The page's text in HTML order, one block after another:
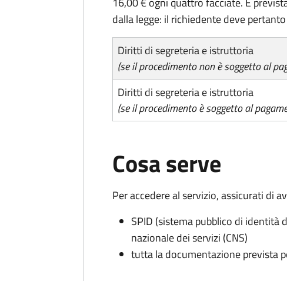
dalla legge: il richiedente deve
Diritti di segreteria e istruttoria
(se il procedimento non è soggetto al
Diritti di segreteria e istruttoria
(se il procedimento è soggetto al
Cosa serve
Per accedere al servizio, assicurati di
SPID (sistema pubblico di identità
nazionale dei servizi (CNS)
tutta la documentazione prevista